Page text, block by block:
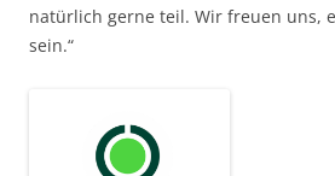
natürlich gerne teil. Wir freuen uns,
sein.“